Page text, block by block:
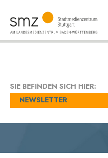
SIE BEFINDEN SICH HIER:
NEWSLETTER